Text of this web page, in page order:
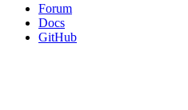
Forum
Docs
GitHub